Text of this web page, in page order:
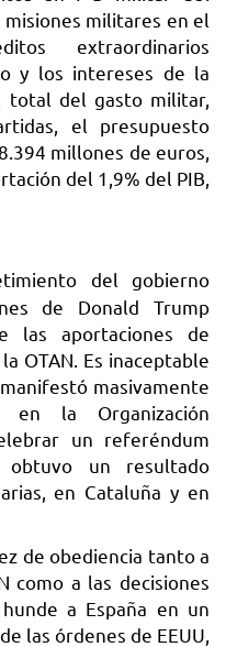
militares en el
extraordinarios
y los intereses de la
total del gasto militar,
el presupuesto
millones de euros,
del 1,9% del PIB,
del gobierno
de Donald Trump
las aportaciones de
OTAN. Es inaceptable
masivamente
en la Organización
un referéndum
un resultado
en Cataluña y en
de obediencia tanto a
como a las decisiones
a España en un
las órdenes de EEUU,